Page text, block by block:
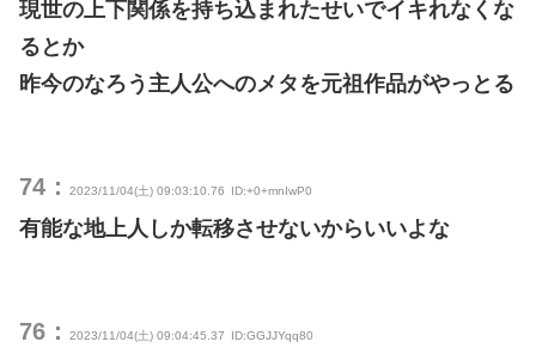
現世の上下関係を持ち込まれたせいでイキれなくな
るとか
昨今のなろう主人公へのメタを元祖作品がやっとる
74： 2023/11/04(土) 09:03:10.76 ID:+0+mnIwP0
有能な地上人しか転移させないからいいよな
76： 2023/11/04(土) 09:04:45.37 ID:GGJJYqq80